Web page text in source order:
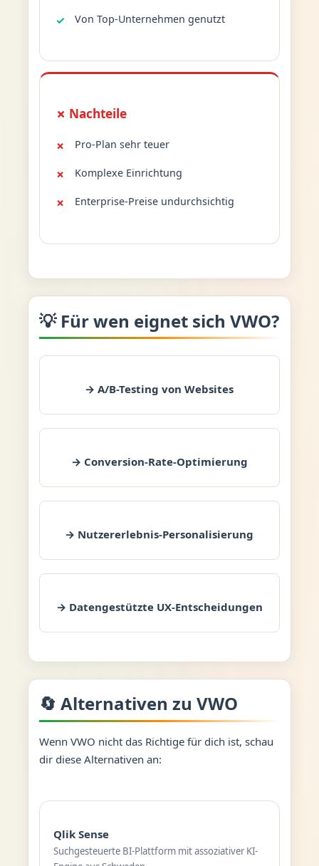
Von Top-Unternehmen genutzt
✗ Nachteile
Pro-Plan sehr teuer
Komplexe Einrichtung
Enterprise-Preise undurchsichtig
💡 Für wen eignet sich VWO?
→ A/B-Testing von Websites
→ Conversion-Rate-Optimierung
→ Nutzererlebnis-Personalisierung
→ Datengestützte UX-Entscheidungen
🔄 Alternativen zu VWO
Wenn VWO nicht das Richtige für dich ist, schau
dir diese Alternativen an:
Qlik Sense
Suchgesteuerte BI-Plattform mit assoziativer KI-